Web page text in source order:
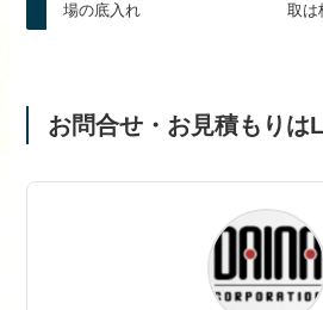
場の底入れ
取は
お問合せ・お見積もりは